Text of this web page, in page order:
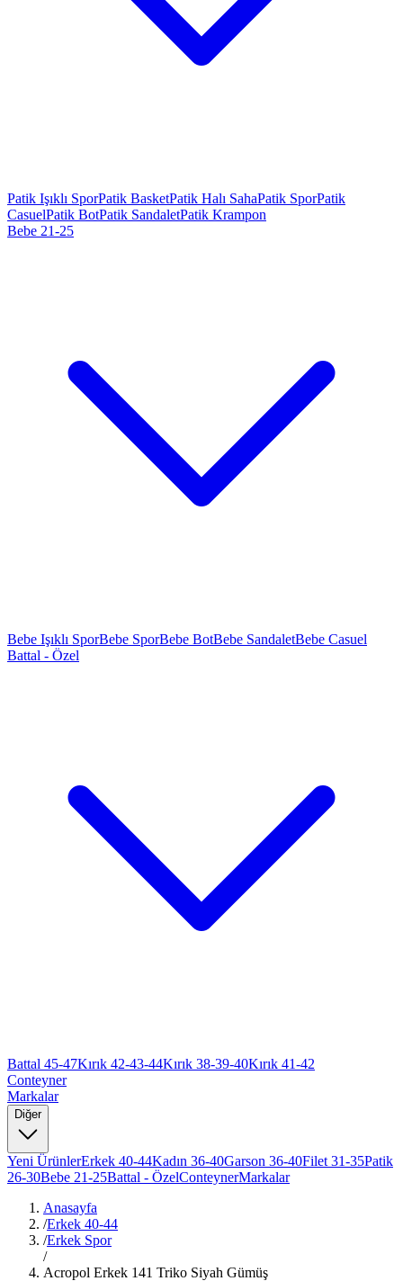
Patik Işıklı SporPatik BasketPatik Halı SahaPatik SporPatik
CasuelPatik BotPatik SandaletPatik Krampon
Bebe 21-25
Bebe Işıklı SporBebe SporBebe BotBebe SandaletBebe Casuel
Battal - Özel
Battal 45-47Kırık 42-43-44Kırık 38-39-40Kırık 41-42
Conteyner
Markalar
Diğer
Yeni ÜrünlerErkek 40-44Kadın 36-40Garson 36-40Filet 31-35Patik
26-30Bebe 21-25Battal - ÖzelConteynerMarkalar
Anasayfa
/Erkek 40-44
/Erkek Spor
/
Acropol Erkek 141 Triko Siyah Gümüş